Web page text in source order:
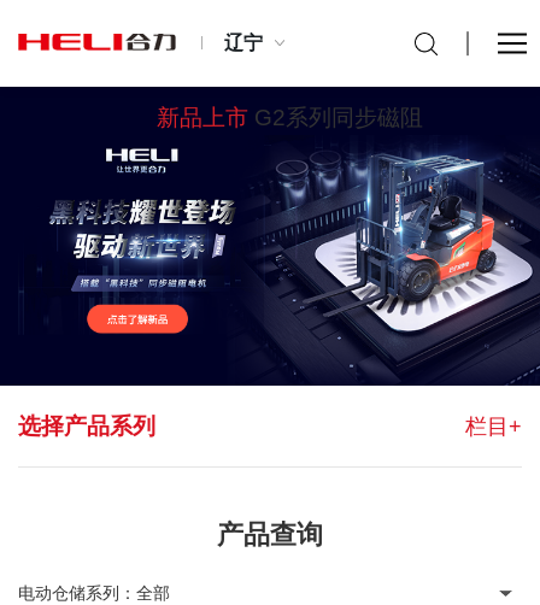
辽宁
新品上市 G2系列同步磁阻
选择产品系列 栏目+
产品查询
电动仓储系列 ： 全部